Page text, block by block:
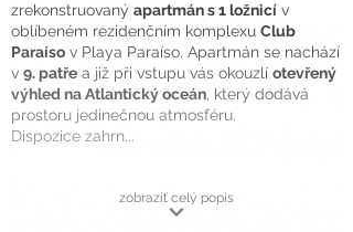
zrekonstruovaný apartmán s 1 ložnicí v
oblíbeném rezidenčním komplexu Club
Paraíso v Playa Paraíso. Apartmán se nachází
v 9. patře a již při vstupu vás okouzlí otevřený
výhled na Atlantický oceán, který dodává
prostoru jedinečnou atmosféru.
Dispozice zahrn...
zobraziť celý popis